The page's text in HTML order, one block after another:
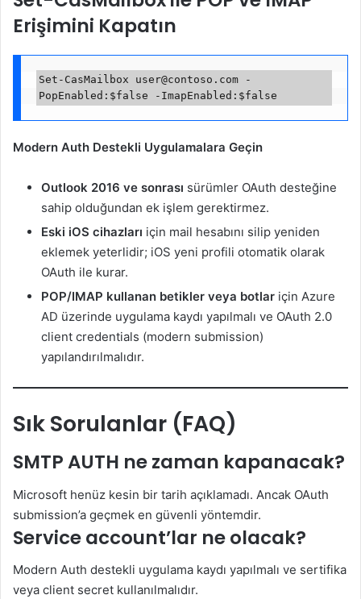
Erişimini Kapatın
Set-CasMailbox user@contoso.com -
Modern Auth Destekli Uygulamalara Geçin
Outlook 2016 ve sonrası sürümler OAuth desteğine
sahip olduğundan ek işlem gerektirmez.
Eski iOS cihazları için mail hesabını silip yeniden
eklemek yeterlidir; iOS yeni profili otomatik olarak
OAuth ile kurar.
POP/IMAP kullanan betikler veya botlar için Azure
AD üzerinde uygulama kaydı yapılmalı ve OAuth 2.0
client credentials (modern submission)
yapılandırılmalıdır.
Sık Sorulanlar (FAQ)
SMTP AUTH ne zaman kapanacak?
Microsoft henüz kesin bir tarih açıklamadı. Ancak OAuth
submission’a geçmek en güvenli yöntemdir.
Service account’lar ne olacak?
Modern Auth destekli uygulama kaydı yapılmalı ve sertifika
veya client secret kullanılmalıdır.